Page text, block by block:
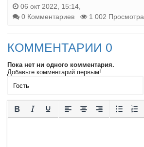
06 окт 2022, 15:14,
0 Комментариев
1 002 Просмотра
КОММЕНТАРИИ 0
Пока нет ни одного комментария.
Добавьте комментарий первым!